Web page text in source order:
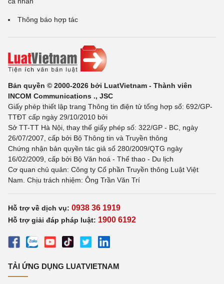
Thông báo hợp tác
Bản quyền © 2000-2026 bởi LuatVietnam - Thành viên
INCOM Communications ., JSC
Giấy phép thiết lập trang Thông tin điện tử tổng hợp số: 692/GP-
TTĐT cấp ngày 29/10/2010 bởi
Sở TT-TT Hà Nội, thay thế giấy phép số: 322/GP - BC, ngày
26/07/2007, cấp bởi Bộ Thông tin và Truyền thông
Chứng nhận bản quyền tác giả số 280/2009/QTG ngày
16/02/2009, cấp bởi Bộ Văn hoá - Thể thao - Du lịch
Cơ quan chủ quản: Công ty Cổ phần Truyền thông Luật Việt
Nam. Chịu trách nhiệm: Ông Trần Văn Trí
Hỗ trợ về dịch vụ: 0938 36 1919
Hỗ trợ giải đáp pháp luật: 1900 6192
TẢI ỨNG DỤNG LUATVIETNAM